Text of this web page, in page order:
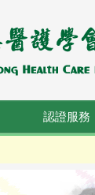
認證服務